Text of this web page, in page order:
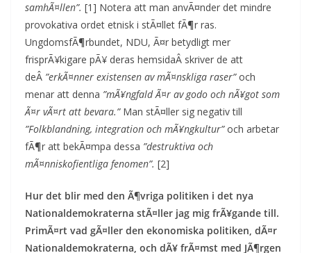
samhÃ¤llen”. [1] Notera att man anvÃ¤nder det mindre
provokativa ordet etnisk i stÃ¤llet fÃ¶r ras.
UngdomsfÃ¶rbundet, NDU, Ã¤r betydligt mer
frisprÃ¥kigare pÃ¥ deras hemsidaÂ skriver de att
deÂ ”erkÃ¤nner existensen av mÃ¤nskliga raser”och
menar att denna ”mÃ¥ngfald Ã¤r av godo och nÃ¥got som
Ã¤r vÃ¤rt att bevara.”Man stÃ¤ller sig negativ till
”Folkblandning, integration och mÃ¥ngkultur”och arbetar
fÃ¶r att bekÃ¤mpa dessa ”destruktiva och
mÃ¤nniskofientliga fenomen”. [2]
Hur det blir med den Ã¶vriga politiken i det nya
Nationaldemokraterna stÃ¤ller jag mig frÃ¥gande till.
PrimÃ¤rt vad gÃ¤ller den ekonomiska politiken, dÃ¤r
Nationaldemokraterna, och dÃ¥ frÃ¤mst med JÃ¶rgen